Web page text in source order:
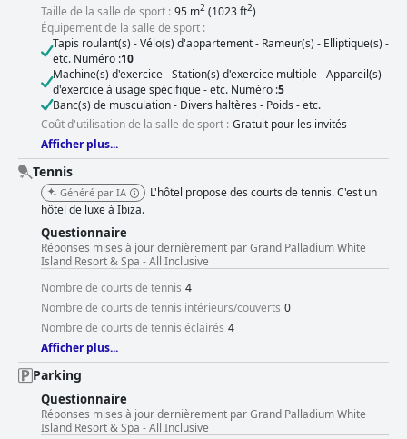
Taille de la salle de sport : 95 m2 (1023 ft2)
Équipement de la salle de sport :
Tapis roulant(s) - Vélo(s) d'appartement - Rameur(s) - Elliptique(s) -
etc. Numéro :10
Machine(s) d'exercice - Station(s) d'exercice multiple - Appareil(s)
d'exercice à usage spécifique - etc. Numéro :5
Banc(s) de musculation - Divers haltères - Poids - etc.
Coût d'utilisation de la salle de sport : Gratuit pour les invités
Afficher plus...
Tennis
Généré par IA
L'hôtel propose des courts de tennis. C'est un
hôtel de luxe à Ibiza.
Questionnaire
Réponses mises à jour dernièrement par Grand Palladium White
Island Resort & Spa - All Inclusive
Nombre de courts de tennis 4
Nombre de courts de tennis intérieurs/couverts 0
Nombre de courts de tennis éclairés 4
Afficher plus...
Parking
Questionnaire
Réponses mises à jour dernièrement par Grand Palladium White
Island Resort & Spa - All Inclusive